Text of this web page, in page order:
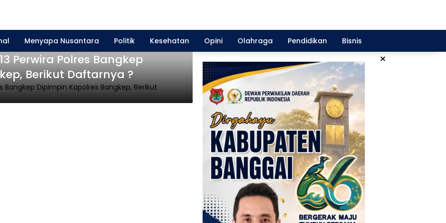
Menyapa Nusantara Politik Kesehatan Opini Olahraga Pendidikan Bisnis
×
Perwira Polres Bangkep
Berikut Daftarnya ?